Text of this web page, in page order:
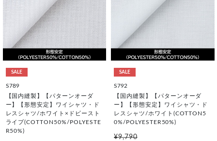
SALE
S789
【国内縫製】【パターンオーダ
ー】【形態安定】ワイシャツ・ド
レスシャツ/ホワイト×ドビースト
ライプ(COTTON50%/POLYESTE
R50%)
SALE
S792
【国内縫製】【パターンオーダ
ー】【形態安定】ワイシャツ・ド
レスシャツ/ホワイト(COTTON5
0%/POLYESTER50%)
¥9,790